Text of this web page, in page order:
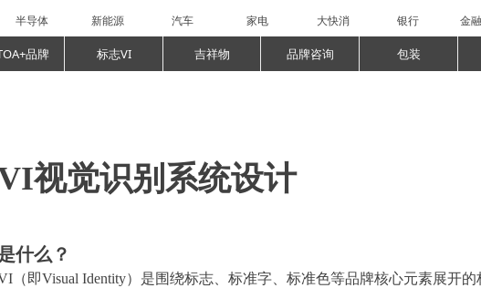
品牌 标志VI 吉祥物 品牌咨询 包装
半导体 新能源 汽车 家电 大快消 银行 金
视觉识别系统设计
什么？
（即Visual Identity）是围绕标志、标准字、标准色等品牌核心元素展开